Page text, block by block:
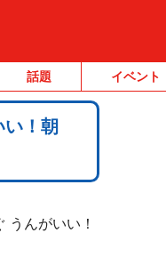
話題 イベント
！朝
んがいい！